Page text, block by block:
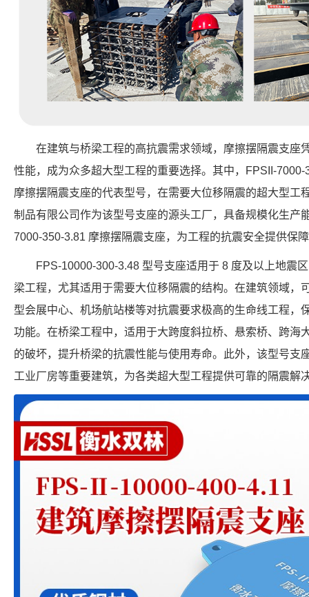
在建筑与桥梁工程的高抗震需求领域，摩擦摆隔震支座
性能，成为众多超大型工程的重要选择。其中，FPSII-
摩擦摆隔震支座的代表型号，在需要大位移隔震的超大型工
制品有限公司作为该型号支座的源头工厂，具备规模化生产
7000-350-3.81 摩擦摆隔震支座，为工程的抗震安全提供保
FPS-10000-300-3.48 型号支座适用于 8 度及以上地震
梁工程，尤其适用于需要大位移隔震的结构。在建筑领域，
型会展中心、机场航站楼等对抗震要求极高的生命线工程，
功能。在桥梁工程中，适用于大跨度斜拉桥、悬索桥、跨海
的破坏，提升桥梁的抗震性能与使用寿命。此外，该型号支
工业厂房等重要建筑，为各类超大型工程提供可靠的隔震解